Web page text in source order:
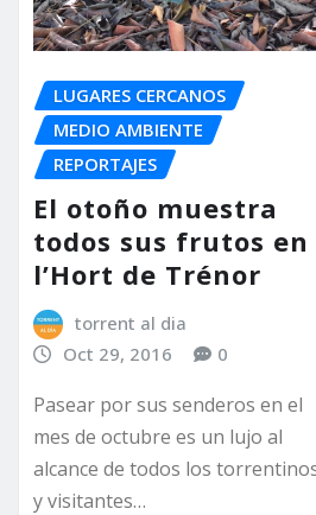
LUGARES CERCANOS
MEDIO AMBIENTE
REPORTAJES
El otoño muestra
todos sus frutos en
l’Hort de Trénor
torrent al dia
Oct 29, 2016
0
Pasear por sus senderos en el
mes de octubre es un lujo al
alcance de todos los
y visitantes…